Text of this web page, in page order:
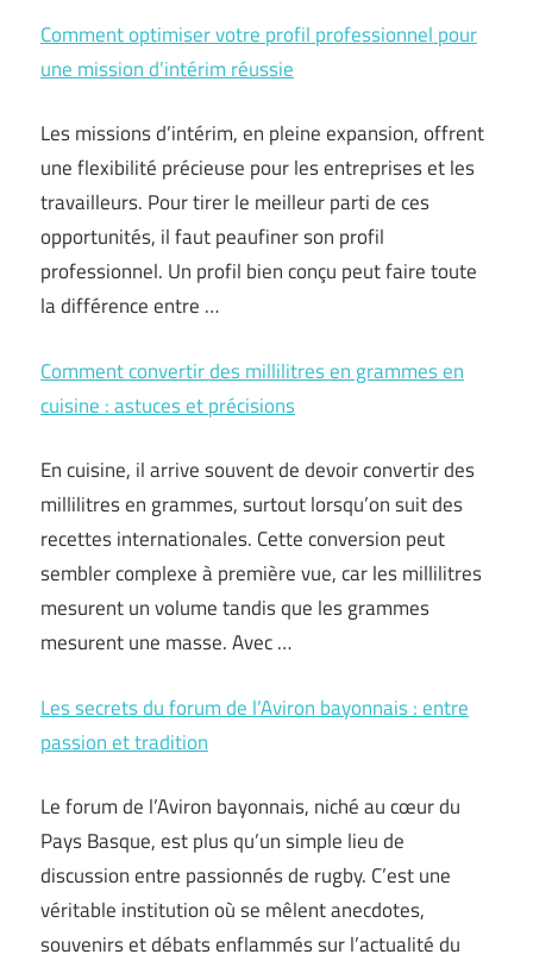
Comment optimiser votre profil professionnel pour
une mission d’intérim réussie
Les missions d’intérim, en pleine expansion, offrent
une flexibilité précieuse pour les entreprises et les
travailleurs. Pour tirer le meilleur parti de ces
opportunités, il faut peaufiner son profil
professionnel. Un profil bien conçu peut faire toute
la différence entre …
Comment convertir des millilitres en grammes en
cuisine : astuces et précisions
En cuisine, il arrive souvent de devoir convertir des
millilitres en grammes, surtout lorsqu’on suit des
recettes internationales. Cette conversion peut
sembler complexe à première vue, car les millilitres
mesurent un volume tandis que les grammes
mesurent une masse. Avec …
Les secrets du forum de l’Aviron bayonnais : entre
passion et tradition
Le forum de l’Aviron bayonnais, niché au cœur du
Pays Basque, est plus qu’un simple lieu de
discussion entre passionnés de rugby. C’est une
véritable institution où se mêlent anecdotes,
souvenirs et débats enflammés sur l’actualité du